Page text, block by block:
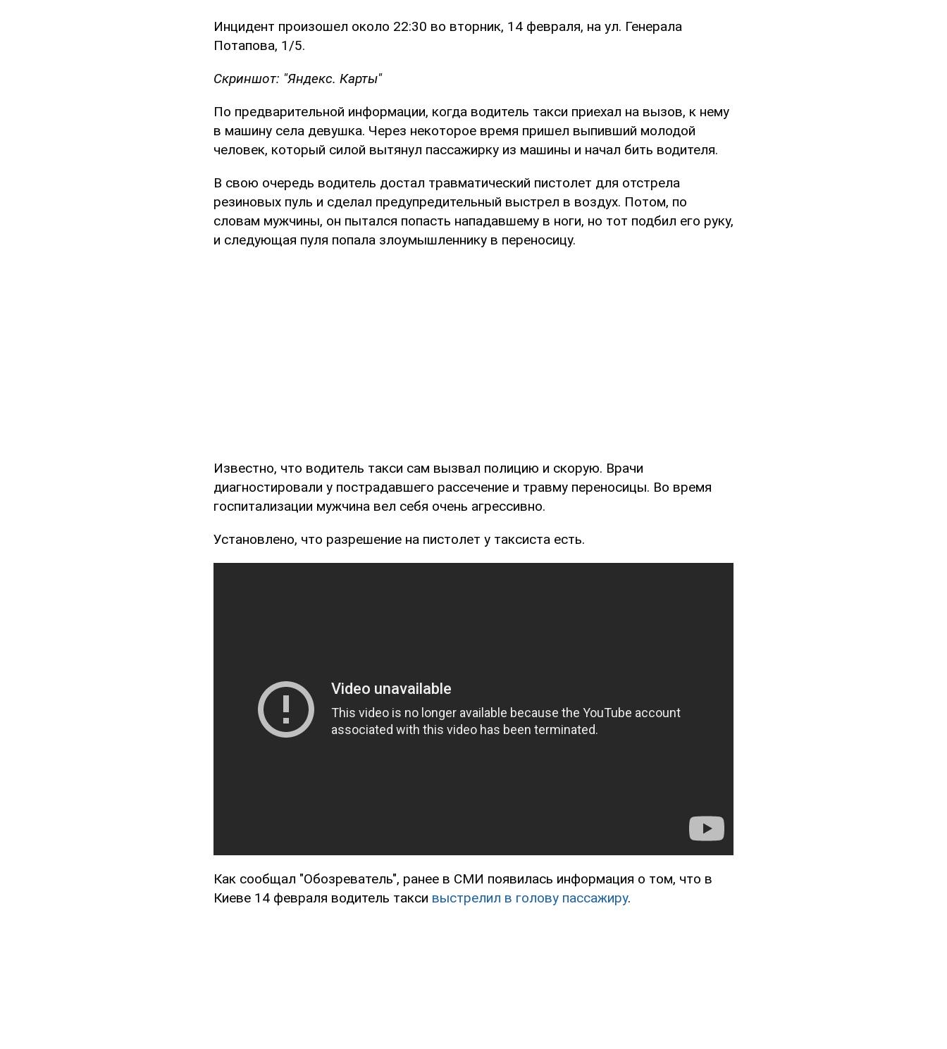
Инцидент произошел около 22:30 во вторник, 14 февраля, на ул. Генерала
Потапова, 1/5.
Скриншот: "Яндекс. Карты"
По предварительной информации, когда водитель такси приехал на вызов, к нему
в машину села девушка. Через некоторое время пришел выпивший молодой
человек, который силой вытянул пассажирку из машины и начал бить водителя.
В свою очередь водитель достал травматический пистолет для отстрела
резиновых пуль и сделал предупредительный выстрел в воздух. Потом, по
словам мужчины, он пытался попасть нападавшему в ноги, но тот подбил его руку,
и следующая пуля попала злоумышленнику в переносицу.
Известно, что водитель такси сам вызвал полицию и скорую. Врачи
диагностировали у пострадавшего рассечение и травму переносицы. Во время
госпитализации мужчина вел себя очень агрессивно.
Установлено, что разрешение на пистолет у таксиста есть.
Как сообщал "Обозреватель", ранее в СМИ появилась информация о том, что в
Киеве 14 февраля водитель такси выстрелил в голову пассажиру.